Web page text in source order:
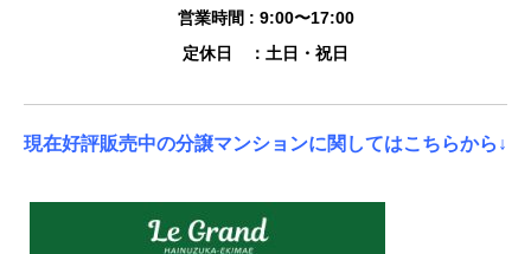
営業時間 : 9:00〜17:00
定休日 ：土日・祝日
現在好評販売中の分譲マンションに関してはこちらから↓